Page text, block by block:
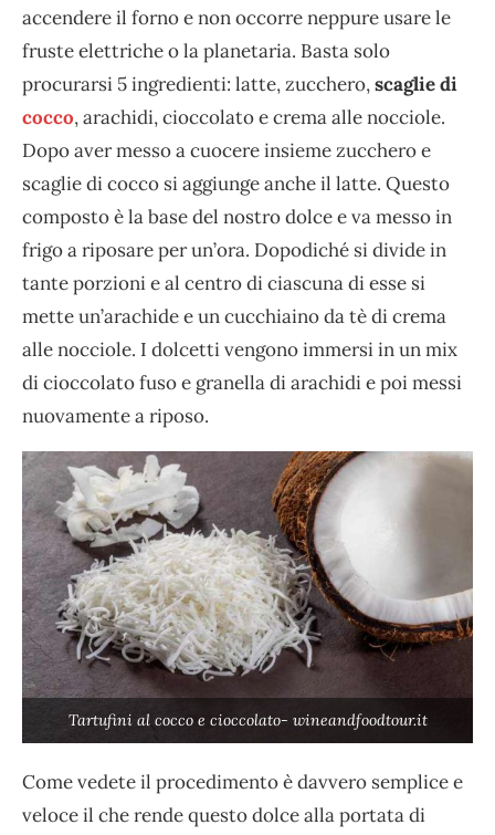
accendere il forno e non occorre neppure usare le
fruste elettriche o la planetaria. Basta solo
procurarsi 5 ingredienti: latte, zucchero,scaglie di
cocco, arachidi, cioccolato e crema alle nocciole.
Dopo aver messo a cuocere insieme zucchero e
scaglie di cocco si aggiunge anche il latte. Questo
composto è la base del nostro dolce e va messo in
frigo a riposare per un’ora. Dopodiché si divide in
tante porzioni e al centro di ciascuna di esse si
mette un’arachide e un cucchiaino da tè di crema
alle nocciole. I dolcetti vengono immersi in un mix
di cioccolato fuso e granella di arachidi e poi messi
nuovamente a riposo.
Tartufini al cocco e cioccolato- wineandfoodtour.it
Come vedete il procedimento è davvero semplice e
veloce il che rende questo dolce alla portata di